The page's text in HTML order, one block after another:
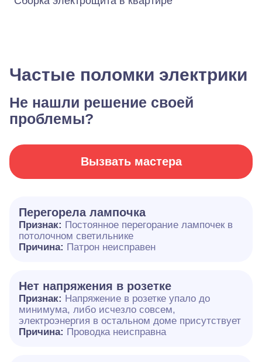
Частые поломки электрики
Не нашли решение своей
проблемы?
Вызвать мастера
Перегорела лампочка
Признак: Постоянное перегорание лампочек в
потолочном светильнике
Причина: Патрон неисправен
Нет напряжения в розетке
Признак: Напряжение в розетке упало до
минимума, либо исчезло совсем,
электроэнергия в остальном доме присутствует
Причина: Проводка неисправна